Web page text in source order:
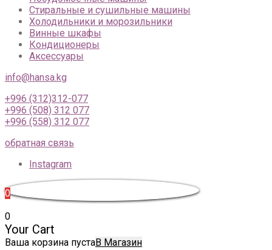
Стиральные и сушильные машины
Холодильники и морозильники
Винные шкафы
Кондиционеры
Аксессуары
info@hansa.kg
+996 (312)312-077
+996 (508) 312 077
+996 (558) 312 077
обратная связь
Instagram
0
0
Your Cart
Ваша корзина пустаВ Магазин